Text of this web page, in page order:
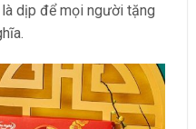
dịp để mọi người tặng